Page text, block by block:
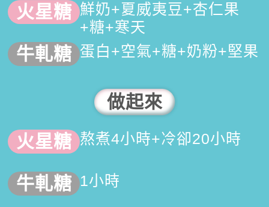
鮮奶+夏威夷豆+杏仁果
+糖+寒天
蛋白+空氣+糖+奶粉+堅果
做起來
熬煮4小時+冷卻20小時
1小時